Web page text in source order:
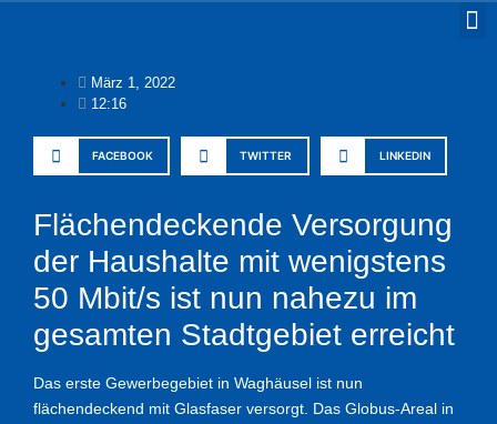
März 1, 2022
12:16
FACEBOOK TWITTER LINKEDIN
Flächendeckende Versorgung
der Haushalte mit wenigstens
50 Mbit/s ist nun nahezu im
gesamten Stadtgebiet erreicht
Das erste Gewerbegebiet in Waghäusel ist nun
flächendeckend mit Glasfaser versorgt. Das Globus-Areal in